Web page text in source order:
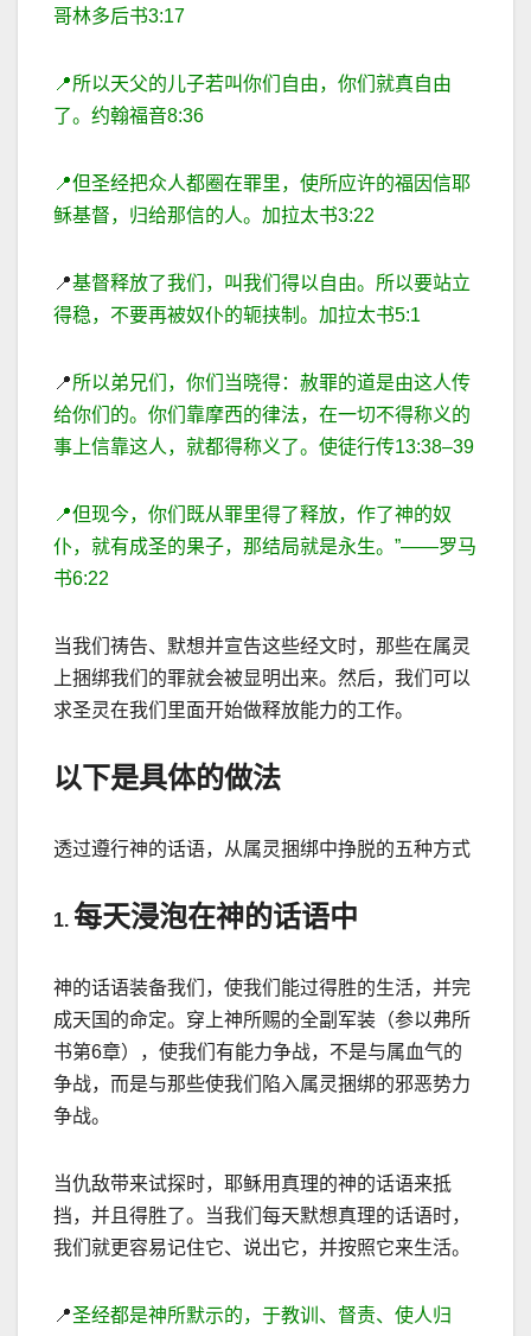
哥林多后书3:17
📍所以天父的儿子若叫你们自由，你们就真自由
了。约翰福音8:36
📍但圣经把众人都圈在罪里，使所应许的福因信耶
稣基督，归给那信的人。加拉太书3:22
📍基督释放了我们，叫我们得以自由。所以要站立
得稳，不要再被奴仆的轭挟制。加拉太书5:1
📍所以弟兄们，你们当晓得：赦罪的道是由这人传
给你们的。你们靠摩西的律法，在一切不得称义的
事上信靠这人，就都得称义了。使徒行传13:38–39
📍但现今，你们既从罪里得了释放，作了神的奴
仆，就有成圣的果子，那结局就是永生。 ”——罗马
书6:22
当我们祷告、默想并宣告这些经文时，那些在属灵
上捆绑我们的罪就会被显明出来。然后，我们可以
求圣灵在我们里面开始做释放能力的工作。
以下是具体的做法
透过遵行神的话语，从属灵捆绑中挣脱的五种方式
1. 每天浸泡在神的话语中
神的话语装备我们，使我们能过得胜的生活，并完
成天国的命定。穿上神所赐的全副军装（参以弗所
书第6章），使我们有能力争战，不是与属血气的
争战，而是与那些使我们陷入属灵捆绑的邪恶势力
争战。
当仇敌带来试探时，耶稣用真理的神的话语来抵
挡，并且得胜了。当我们每天默想真理的话语时，
我们就更容易记住它、说出它，并按照它来生活。
📍圣经都是神所默示的，于教训、督责、使人归